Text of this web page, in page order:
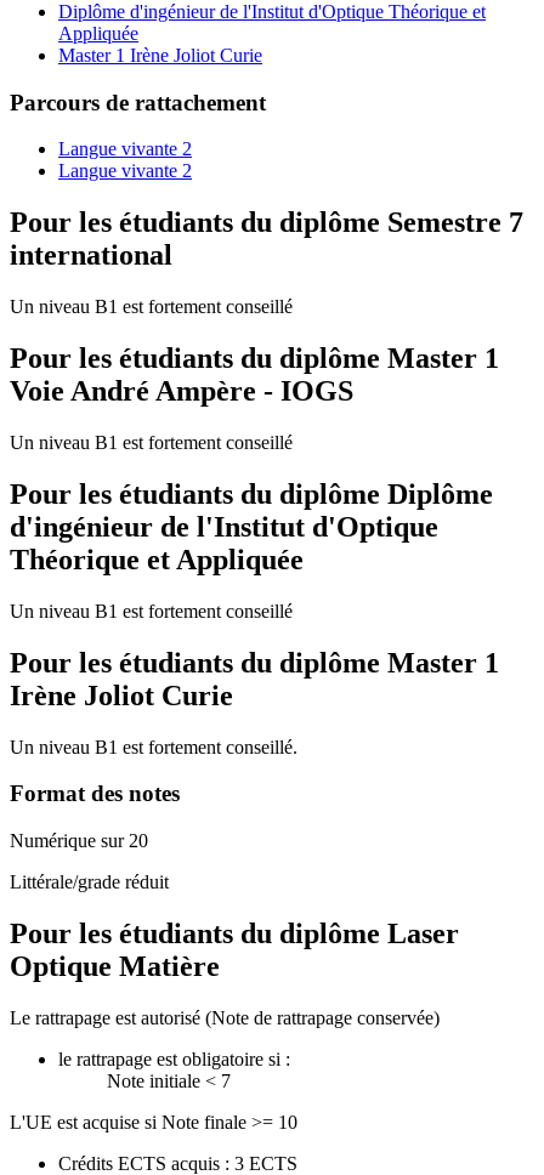
Diplôme d'ingénieur de l'Institut d'Optique Théorique et
Appliquée
Master 1 Irène Joliot Curie
Parcours de rattachement
Langue vivante 2
Langue vivante 2
Pour les étudiants du diplôme Semestre 7
international
Un niveau B1 est fortement conseillé
Pour les étudiants du diplôme Master 1
Voie André Ampère - IOGS
Un niveau B1 est fortement conseillé
Pour les étudiants du diplôme Diplôme
d'ingénieur de l'Institut d'Optique
Théorique et Appliquée
Un niveau B1 est fortement conseillé
Pour les étudiants du diplôme Master 1
Irène Joliot Curie
Un niveau B1 est fortement conseillé.
Format des notes
Numérique sur 20
Littérale/grade réduit
Pour les étudiants du diplôme Laser
Optique Matière
Le rattrapage est autorisé (Note de rattrapage conservée)
le rattrapage est obligatoire si :
Note initiale < 7
L'UE est acquise si Note finale >= 10
Crédits ECTS acquis : 3 ECTS